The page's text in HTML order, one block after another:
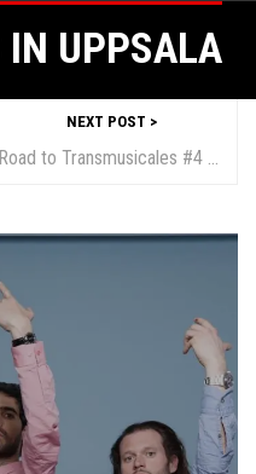
IN UPPSALA
NEXT POST >
Road to Transmusicales #4 – Washed Out